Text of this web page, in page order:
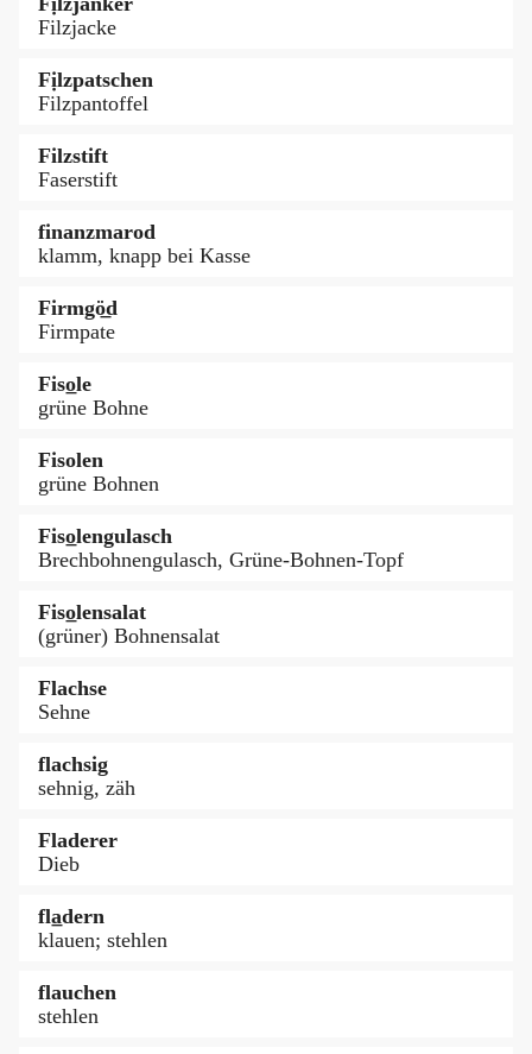
Filzjacke
Fịlzpatschen
Filzpantoffel
Filzstift
Faserstift
finanzmarod
klamm, knapp bei Kasse
Firmgö̲d
Firmpate
Fiso̲le
grüne Bohne
Fisolen
grüne Bohnen
Fiso̲lengulasch
Brechbohnengulasch, Grüne-Bohnen-Topf
Fiso̲lensalat
(grüner) Bohnensalat
Flachse
Sehne
flachsig
sehnig, zäh
Fladerer
Dieb
fla̲dern
klauen; stehlen
flauchen
stehlen